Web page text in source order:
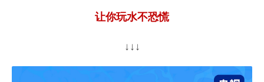
让你玩水不恐慌
↓↓↓